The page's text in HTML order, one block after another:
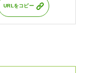
URLをコピー